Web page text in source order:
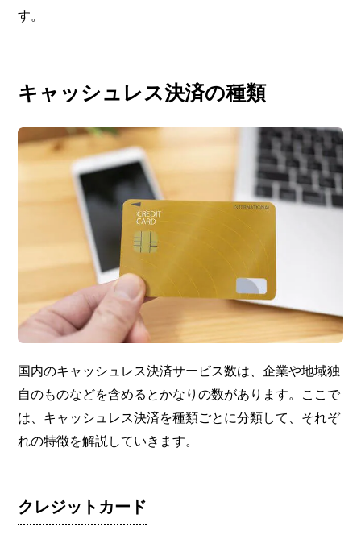
す。
キャッシュレス決済の種類
国内のキャッシュレス決済サービス数は、企業や地域独
自のものなどを含めるとかなりの数があります。ここで
は、キャッシュレス決済を種類ごとに分類して、それぞ
れの特徴を解説していきます。
クレジットカード